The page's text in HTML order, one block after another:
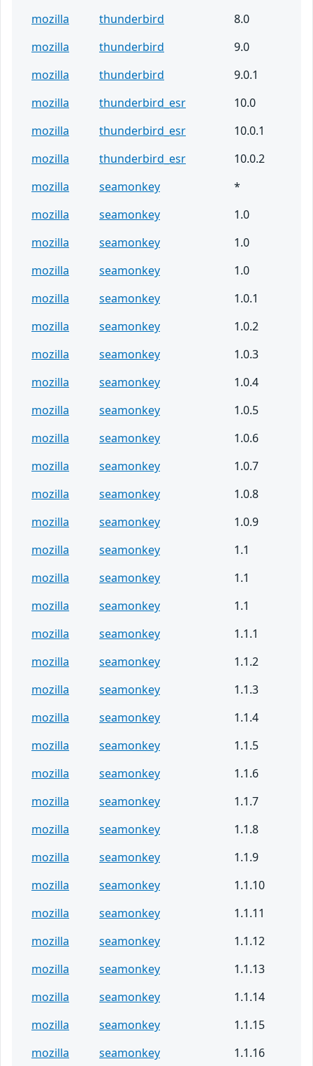
mozilla
thunderbird
8.0
mozilla
thunderbird
9.0
mozilla
thunderbird
9.0.1
mozilla
thunderbird_esr
10.0
mozilla
thunderbird_esr
10.0.1
mozilla
thunderbird_esr
10.0.2
mozilla
seamonkey
*
mozilla
seamonkey
1.0
mozilla
seamonkey
1.0
mozilla
seamonkey
1.0
mozilla
seamonkey
1.0.1
mozilla
seamonkey
1.0.2
mozilla
seamonkey
1.0.3
mozilla
seamonkey
1.0.4
mozilla
seamonkey
1.0.5
mozilla
seamonkey
1.0.6
mozilla
seamonkey
1.0.7
mozilla
seamonkey
1.0.8
mozilla
seamonkey
1.0.9
mozilla
seamonkey
1.1
mozilla
seamonkey
1.1
mozilla
seamonkey
1.1
mozilla
seamonkey
1.1.1
mozilla
seamonkey
1.1.2
mozilla
seamonkey
1.1.3
mozilla
seamonkey
1.1.4
mozilla
seamonkey
1.1.5
mozilla
seamonkey
1.1.6
mozilla
seamonkey
1.1.7
mozilla
seamonkey
1.1.8
mozilla
seamonkey
1.1.9
mozilla
seamonkey
1.1.10
mozilla
seamonkey
1.1.11
mozilla
seamonkey
1.1.12
mozilla
seamonkey
1.1.13
mozilla
seamonkey
1.1.14
mozilla
seamonkey
1.1.15
mozilla
seamonkey 1.1.16